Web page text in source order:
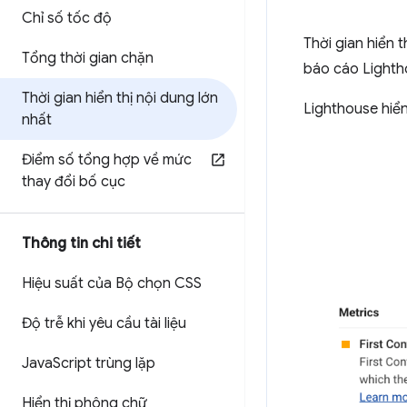
Chỉ số tốc độ
Tổng thời gian chặn
Thời gian hiển thị nội dung lớn
nhất
Điểm số tổng hợp về mức
thay đổi bố cục
Thông tin chi tiết
Hiệu suất của Bộ chọn CSS
Độ trễ khi yêu cầu tài liệu
JavaScript trùng lặp
Hiển thị phông chữ
Thời gian hiển
báo cáo
Lighthouse